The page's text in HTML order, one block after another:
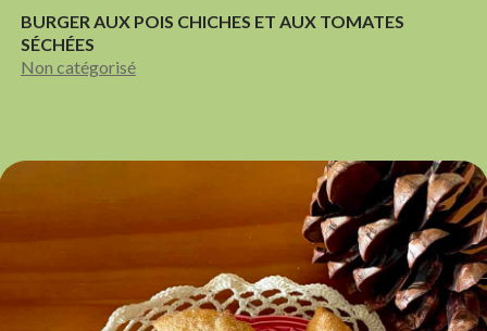
BURGER AUX POIS CHICHES ET AUX TOMATES
SÉCHÉES
Non catégorisé